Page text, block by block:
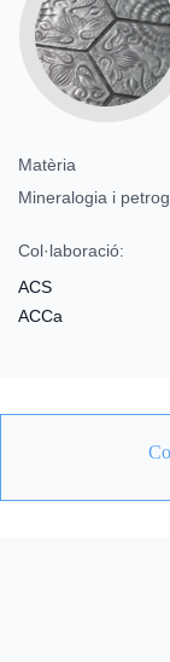
Matèria
Mineralogia i
Col·laboració:
ACS
ACCa